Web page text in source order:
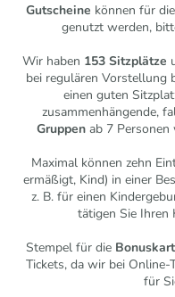
Gutscheine können für
genutzt werden,
Wir haben 153 Sitzplätze
bei regulären Vorstellung
einen guten
zusammenhängende,
Gruppenab 7 Personen
Maximal können zehn
ermäßigt, Kind) in einer
z. B. für einen
tätigen Sie Ihren
Stempel für die
Tickets, da wir bei
für